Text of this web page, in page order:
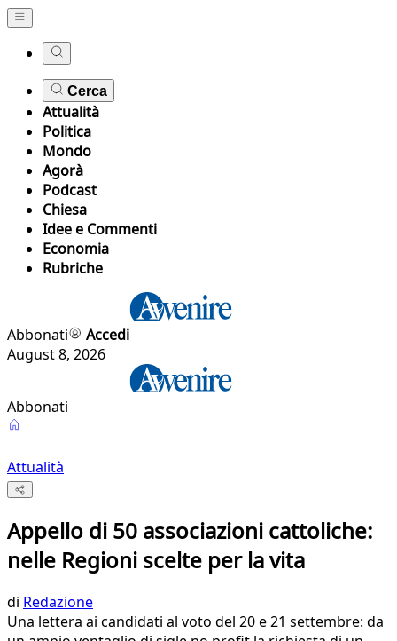
Cerca
Attualità
Politica
Mondo
Agorà
Podcast
Chiesa
Idee e Commenti
Economia
Rubriche
Abbonati
Accedi
August 8, 2026
Abbonati
Attualità
Appello di 50 associazioni cattoliche:
nelle Regioni scelte per la vita
di Redazione
Una lettera ai candidati al voto del 20 e 21 settembre: da